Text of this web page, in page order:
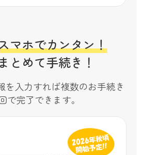
マホでカンタン！
まとめて手続き！
を入力すれば複数のお手続き
で完了できます。